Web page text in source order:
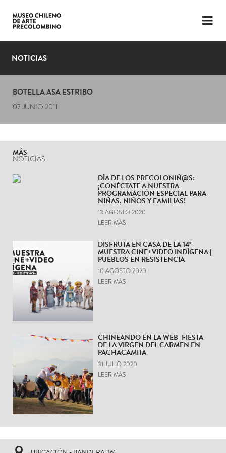
LENGUAJE
PLANIFICA TU VISITA
EXPOSICIONES
EL MUSEO
NOTICIAS
NOTICIAS
BOTELLA ASA ESTRIBO
07 JUNIO 2011
MÁS
NOTICIAS
DÍA DE LOS PRECOLONIÑ@S:
¡CONÉCTATE A NUESTRA
PROGRAMACIÓN ESPECIAL PARA
NIÑAS, NIÑOS Y FAMILIAS!
13 AGOSTO 2020
LEER MÁS
DISFRUTA EN CASA DE LA 14°
MUESTRA CINE+VIDEO INDÍGENA |
PUEBLOS EN RESISTENCIA
10 AGOSTO 2020
LEER MÁS
CHINEANDO EN LA WEB: FIESTA
DE LA VIRGEN DEL CARMEN EN
PACHACAMITA
31 JULIO 2020
LEER MÁS